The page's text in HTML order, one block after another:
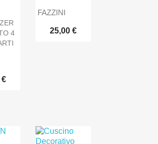
4
€
FAZZINI
25,00 €